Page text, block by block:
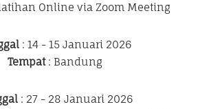
Online via Zoom Meeting
: 14 - 15 Januari 2026
Tempat: Bandung
: 27 - 28 Januari 2026